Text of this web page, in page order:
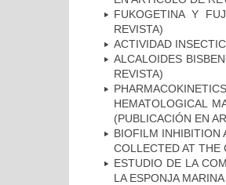
FUKOGETINA Y
REVISTA)
ACTIVIDAD
ALCALOIDES
REVISTA)
HEMATOLOGICAL
(PUBLICACIÓN EN
BIOFILM INHIBITION
COLLECTED AT THE
ESTUDIO DE LA
LA ESPONJA